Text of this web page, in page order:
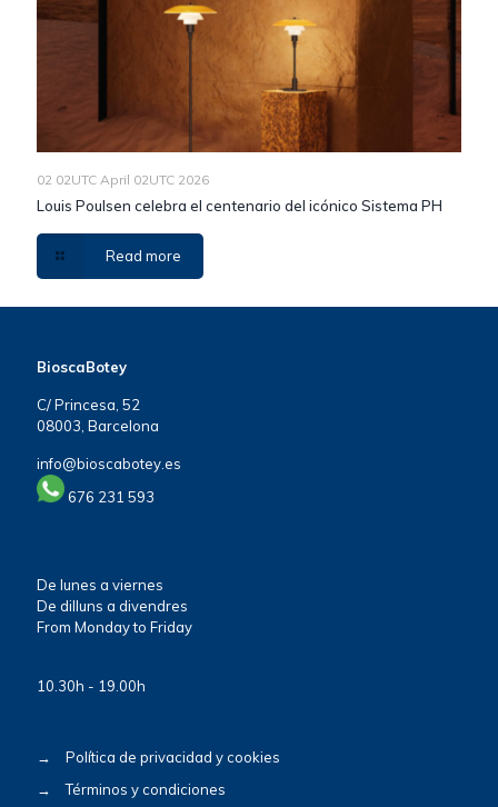
02 02UTC April 02UTC 2026
Louis Poulsen celebra el centenario del icónico Sistema PH
Read more
BioscaBotey
C/ Princesa, 52
08003, Barcelona
info@bioscabotey.es
676 231 593
De lunes a viernes
De dilluns a divendres
From Monday to Friday
10.30h - 19.00h
→
Política de privacidad y cookies
→
Términos y condiciones